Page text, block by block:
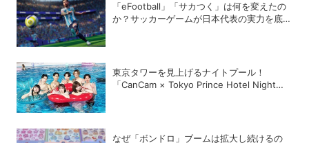
「eFootball」「サカつく」は何を変えたの
か？サッカーゲームが日本代表の実力を底上
東京タワーを見上げるナイトプール！
「CanCam × Tokyo Prince Hotel Night
なぜ「ボンドロ」ブームは拡大し続けるの